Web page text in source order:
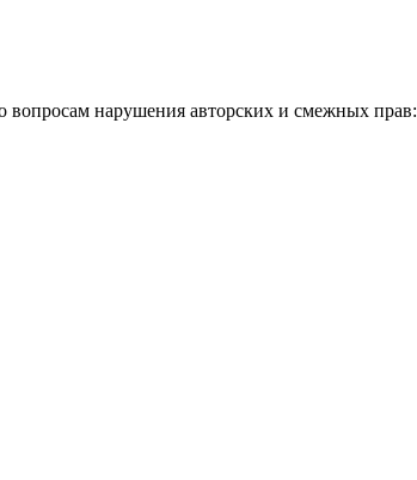
вопросам нарушения авторских и смежных прав: